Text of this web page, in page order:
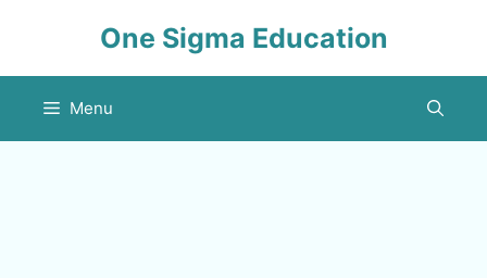
One Sigma Education
Menu